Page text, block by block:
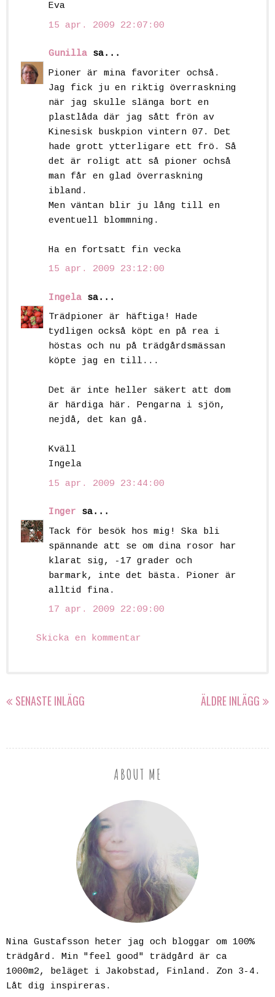
Eva
15 apr. 2009 22:07:00
Gunilla sa...
Pioner är mina favoriter ochså.
Jag fick ju en riktig överraskning
när jag skulle slänga bort en
plastlåda där jag sått frön av
Kinesisk buskpion vintern 07. Det
hade grott ytterligare ett frö. Så
det är roligt att så pioner ochså
man får en glad överraskning
ibland.
Men väntan blir ju lång till en
eventuell blommning.
Ha en fortsatt fin vecka
15 apr. 2009 23:12:00
Ingela sa...
Trädpioner är häftiga! Hade
tydligen också köpt en på rea i
höstas och nu på trädgårdsmässan
köpte jag en till...
Det är inte heller säkert att dom
är härdiga här. Pengarna i sjön,
nejdå, det kan gå.
Kväll
Ingela
15 apr. 2009 23:44:00
Inger sa...
Tack för besök hos mig! Ska bli
spännande att se om dina rosor har
klarat sig, -17 grader och
barmark, inte det bästa. Pioner är
alltid fina.
17 apr. 2009 22:09:00
Skicka en kommentar
SENASTE INLÄGG ÄLDRE INLÄGG
ABOUT ME
Nina Gustafsson heter jag och bloggar om 100%
trädgård. Min "feel good" trädgård är ca
1000m2, beläget i Jakobstad, Finland. Zon 3-4.
Låt dig inspireras.